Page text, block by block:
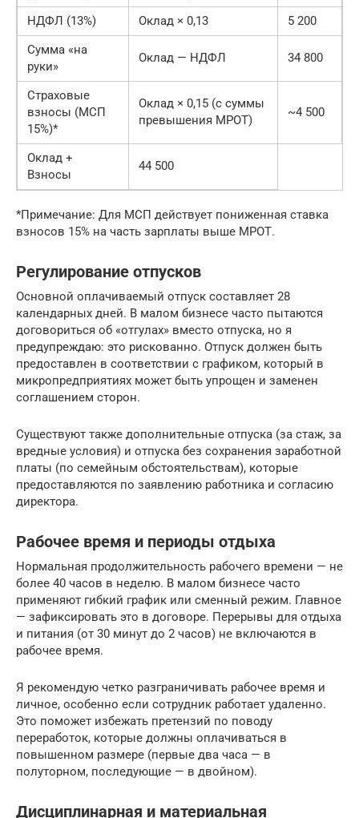
НДФЛ (13%) Оклад × 0,13
5 200
Сумма «на
руки»
Оклад — НДФЛ 34 800
Страховые
взносы (МСП
15%)*
Оклад × 0,15 (с суммы
превышения МРОТ)
~4 500
Оклад +
Взносы
44 500
*Примечание: Для МСП действует пониженная ставка
взносов 15% на часть зарплаты выше МРОТ.
Регулирование отпусков
Основной оплачиваемый отпуск составляет 28
календарных дней. В малом бизнесе часто пытаются
договориться об «отгулах» вместо отпуска, но я
предупреждаю: это рискованно. Отпуск должен быть
предоставлен в соответствии с графиком, который в
микропредприятиях может быть упрощен и заменен
соглашением сторон.
Существуют также дополнительные отпуска (за стаж, за
вредные условия) и отпуска без сохранения заработной
платы (по семейным обстоятельствам), которые
предоставляются по заявлению работника и согласию
директора.
Рабочее время и периоды отдыха
Нормальная продолжительность рабочего времени — не
более 40 часов в неделю. В малом бизнесе часто
применяют гибкий график или сменный режим. Главное
— зафиксировать это в договоре. Перерывы для отдыха
и питания (от 30 минут до 2 часов) не включаются в
рабочее время.
Я рекомендую четко разграничивать рабочее время и
личное, особенно если сотрудник работает удаленно.
Это поможет избежать претензий по поводу
переработок, которые должны оплачиваться в
повышенном размере (первые два часа — в
полуторном, последующие — в двойном).
Дисциплинарная и материальная